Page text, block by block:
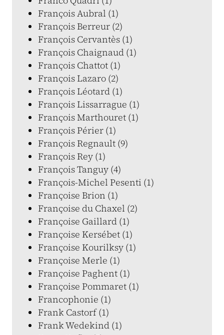
François Aubral (1)
François Berreur (2)
François Cervantès (1)
François Chaignaud (1)
François Chattot (1)
François Lazaro (2)
François Léotard (1)
François Lissarrague (1)
François Marthouret (1)
François Périer (1)
François Regnault (9)
François Rey (1)
François Tanguy (4)
François-Michel Pesenti (1)
Françoise Brion (1)
Françoise du Chaxel (2)
Françoise Gaillard (1)
Françoise Kersébet (1)
Françoise Kourilksy (1)
Françoise Merle (1)
Françoise Paghent (1)
Françoise Pommaret (1)
Francophonie (1)
Frank Castorf (1)
Frank Wedekind (1)